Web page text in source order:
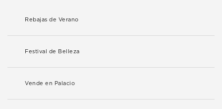
Rebajas de Verano
Festival de Belleza
Vende en Palacio